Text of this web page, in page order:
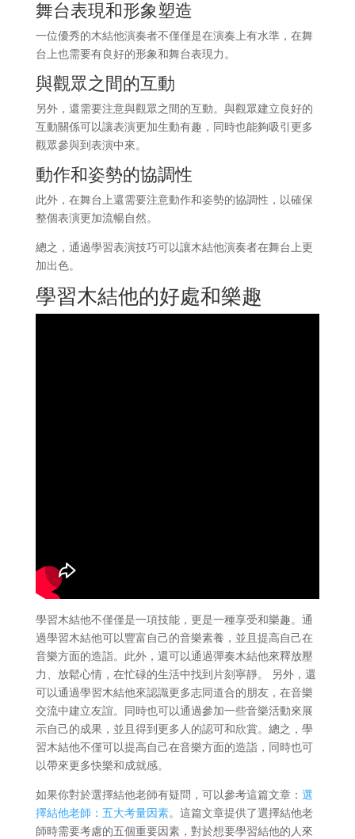
舞台表現和形象塑造
一位優秀的木結他演奏者不僅僅是在演奏上有水準，在舞
台上也需要有良好的形象和舞台表現力。
與觀眾之間的互動
另外，還需要注意與觀眾之間的互動。與觀眾建立良好的
互動關係可以讓表演更加生動有趣，同時也能夠吸引更多
觀眾參與到表演中來。
動作和姿勢的協調性
此外，在舞台上還需要注意動作和姿勢的協調性，以確保
整個表演更加流暢自然。
總之，通過學習表演技巧可以讓木結他演奏者在舞台上更
加出色。
學習木結他的好處和樂趣
學習木結他不僅僅是一項技能，更是一種享受和樂趣。通
過學習木結他可以豐富自己的音樂素養，並且提高自己在
音樂方面的造詣。此外，還可以通過彈奏木結他來釋放壓
力、放鬆心情，在忙碌的生活中找到片刻寧靜。 另外，還
可以通過學習木結他來認識更多志同道合的朋友，在音樂
交流中建立友誼。同時也可以通過參加一些音樂活動來展
示自己的成果，並且得到更多人的認可和欣賞。總之，學
習木結他不僅可以提高自己在音樂方面的造詣，同時也可
以帶來更多快樂和成就感。
如果你對於選擇結他老師有疑問，可以參考這篇文章： 選
擇結他老師：五大考量因素。這篇文章提供了選擇結他老
師時需要考慮的五個重要因素，對於想要學習結他的人來